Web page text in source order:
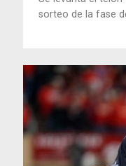
sorteo de la fase